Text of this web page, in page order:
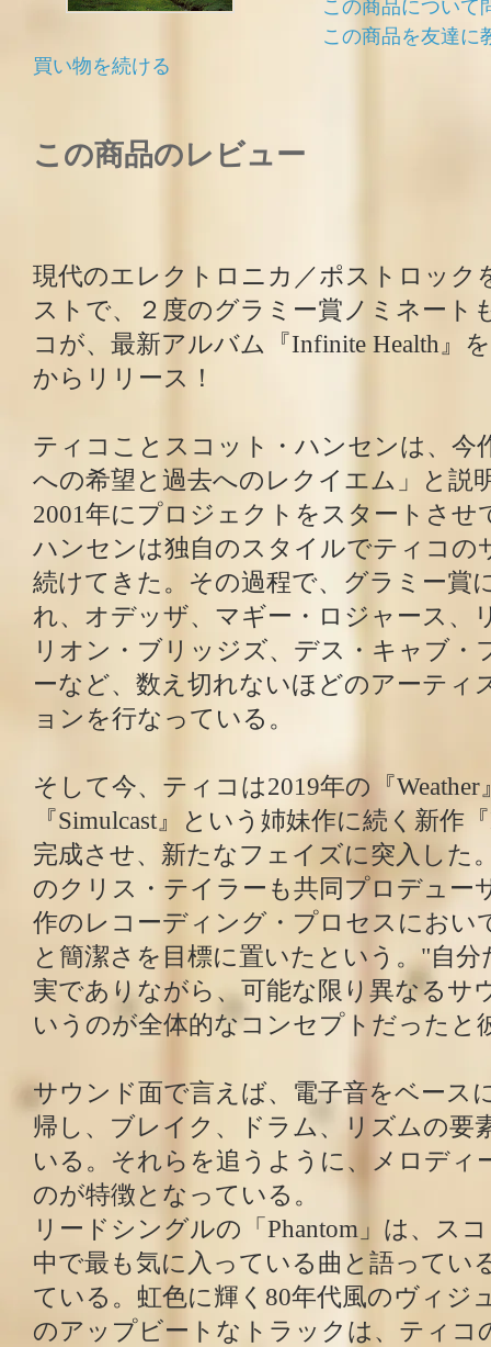
この商品について
この商品を友達に
買い物を続ける
この商品のレビュー
現代のエレクトロニカ／ポストロック
ストで、２度のグラミー賞ノミネート
コが、最新アルバム『Infinite Health』
からリリース！
ティコことスコット・ハンセンは、今
への希望と過去へのレクイエム」と説
2001年にプロジェクトをスタートさせ
ハンセンは独自のスタイルでティコの
続けてきた。その過程で、グラミー賞
れ、オデッザ、マギー・ロジャース、
リオン・ブリッジズ、デス・キャブ・
ーなど、数え切れないほどのアーティ
ョンを行なっている。
そして今、ティコは2019年の『Weather
『Simulcast』という姉妹作に続く新作
完成させ、新たなフェイズに突入した
のクリス・テイラーも共同プロデュー
作のレコーディング・プロセスにおい
と簡潔さを目標に置いたという。"自
実でありながら、可能な限り異なるサ
いうのが全体的なコンセプトだったと
サウンド面で言えば、電子音をベース
帰し、ブレイク、ドラム、リズムの要
いる。それらを追うように、メロディ
のが特徴となっている。
リードシングルの「Phantom」は、ス
中で最も気に入っている曲と語ってい
ている。虹色に輝く80年代風のヴィジ
のアップビートなトラックは、ティコ